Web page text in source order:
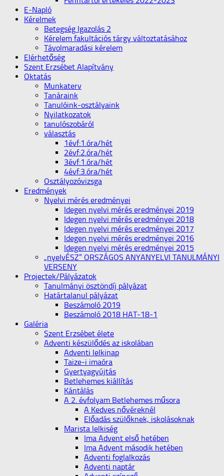
E-Napló
Kérelmek
Betegség Igazolás 2
Kérelem fakultációs tárgy változtatásához
Távolmaradási kérelem
Elérhetőség
Szent Erzsébet Alapítvány
Oktatás
Munkaterv
Tanáraink
Tanulóink-osztályaink
Nyilatkozatok
tanulószobáról
választás
1évf:1.óra/hét
2évf:2.óra/hét
3évf:1.óra/hét
4évf:3.óra/hét
Osztályozóvizsga
Eredmények
Nyelvi mérés eredményei
Idegen nyelvi mérés eredményei 2019
Idegen nyelvi mérés eredményei 2018
Idegen nyelvi mérés eredményei 2017
Idegen nyelvi mérés eredményei 2016
Idegen nyelvi mérés eredményei 2015
„nyelvÉSZ” ORSZÁGOS ANYANYELVI TANULMÁNYI
VERSENY
Projectek/Pályázatok
Tanulmányi ösztöndíj pályázat
Határtalanul pályázat
Beszámoló 2019
Beszámoló 2018 HAT-18-1
Galéria
Szent Erzsébet élete
Adventi készülődés az iskolában
Adventi lelkinap
Taize-i imaóra
Gyertyagyújtás
Betlehemes kiállítás
Kántálás
A 2. évfolyam Betlehemes műsora
A Kedves nővéreknél
Előadás szülőknek, iskolásoknak
Marista lelkiség
Ima Advent első hetében
Ima Advent második hetében
Adventi foglalkozás
Adventi naptár